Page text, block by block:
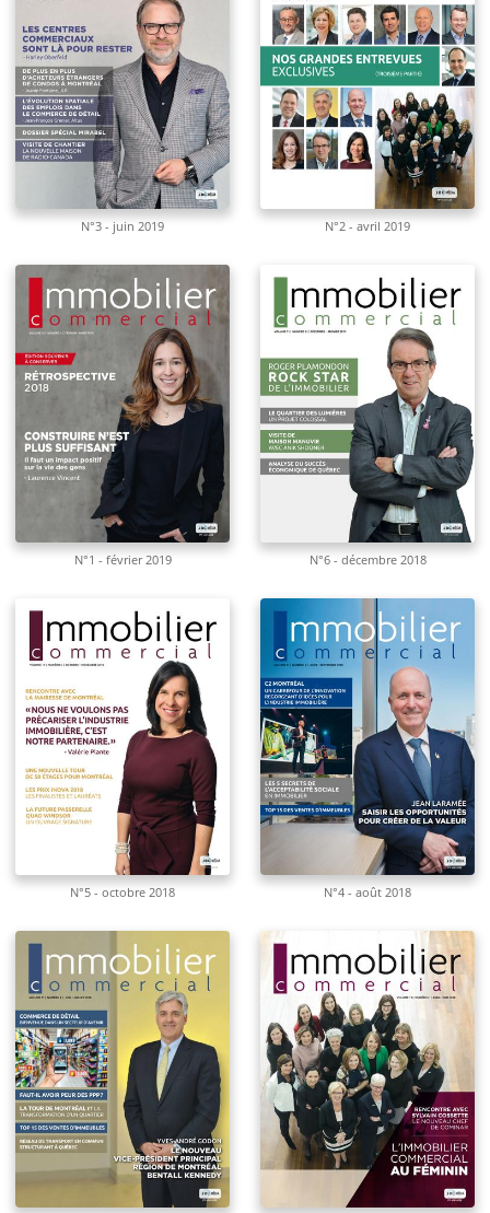
N°3 - juin 2019 N°2 - avril 2019
N°1 - février 2019 N°6 - décembre 2018
N°5 - octobre 2018 N°4 - août 2018